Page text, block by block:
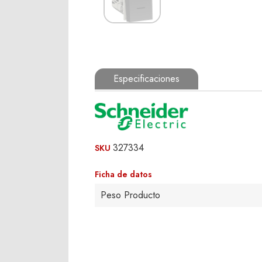
Especificaciones
SKU 327334
Ficha de datos
Peso Producto